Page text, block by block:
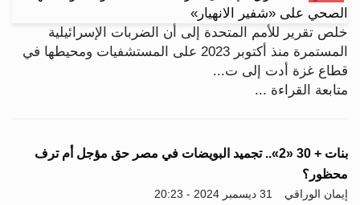
خلص تقرير للأمم المتحدة إلى أن الضربات الإسرائيلية
المستمرة منذ أكتوبر 2023 على المستشفيات ومحيطها في
قطاع غزة أدت إلى ت...
متابعة القراءة ...
بنات + 30 «2».. تجميد البويضات في مصر حق مؤجل أم ترف
محظور؟
إيمان الوراقي 31 ديسمبر 2024 - 20:23